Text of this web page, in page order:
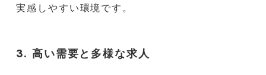
実感しやすい環境です。
3. 高い需要と多様な求人